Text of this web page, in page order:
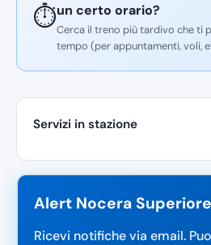
⏱️un certo orario?
Cerca il treno più tardivo che ti
tempo (per appuntamenti, voli,
Servizi in stazione
Alert Nocera Superiore
Ricevi notifiche via email.